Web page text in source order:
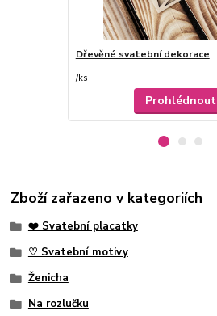
Dřevěné svatební dekorace
/ks
Prohlédnout
Zboží zařazeno v kategoriích
❤️ Svatební placatky
♡ Svatební motivy
Ženicha
Na rozlučku